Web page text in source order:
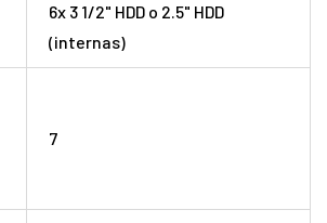
6x 3 1/2" HDD o 2.5" HDD
(internas)
7